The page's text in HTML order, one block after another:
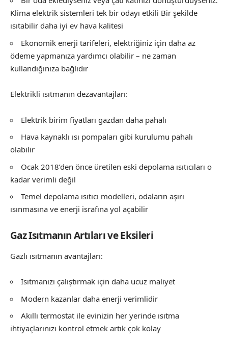
Klima elektrik sistemleri tek bir odayı etkili Bir şekilde
ısıtabilir daha iyi ev hava kalitesi
Ekonomik enerji tarifeleri, elektriğiniz için daha az
ödeme yapmanıza yardımcı olabilir – ne zaman
kullandığınıza bağlıdır
Elektrikli ısıtmanın dezavantajları:
Elektrik birim fiyatları gazdan daha pahalı
Hava kaynaklı ısı pompaları gibi kurulumu pahalı
olabilir
Ocak 2018’den önce üretilen eski depolama ısıtıcıları o
kadar verimli değil
Temel depolama ısıtıcı modelleri, odaların aşırı
ısınmasına ve enerji israfına yol açabilir
Gaz Isıtmanın Artıları ve Eksileri
Gazlı ısıtmanın avantajları:
Isıtmanızı çalıştırmak için daha ucuz maliyet
Modern kazanlar daha enerji verimlidir
Akıllı termostat ile evinizin her yerinde ısıtma
ihtiyaçlarınızı kontrol etmek artık çok kolay